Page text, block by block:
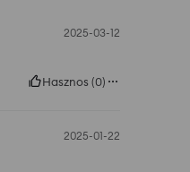
2025-03-12
Hasznos (0)
2025-01-22